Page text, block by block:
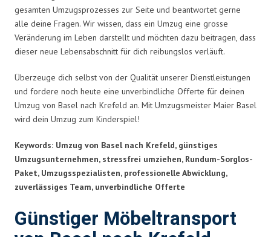
gesamten Umzugsprozesses zur Seite und beantwortet gerne
alle deine Fragen. Wir wissen, dass ein Umzug eine grosse
Veränderung im Leben darstellt und möchten dazu beitragen, dass
dieser neue Lebensabschnitt für dich reibungslos verläuft.
Überzeuge dich selbst von der Qualität unserer Dienstleistungen
und fordere noch heute eine unverbindliche Offerte für deinen
Umzug von Basel nach Krefeld an. Mit Umzugsmeister Maier Basel
wird dein Umzug zum Kinderspiel!
Keywords: Umzug von Basel nach Krefeld, günstiges
Umzugsunternehmen, stressfrei umziehen, Rundum-Sorglos-
Paket, Umzugsspezialisten, professionelle Abwicklung,
zuverlässiges Team, unverbindliche Offerte
Günstiger Möbeltransport